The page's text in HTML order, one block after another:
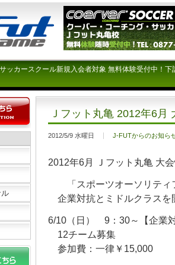
ッカースクール新規入会者対象 無料体験受付中！
Ｊフット丸亀 2012年6月
2012/5/9 水曜日 J-FUTからのお知ら
2012年6月 Ｊフット丸亀 大
「スポーツオーソリティ
企業対抗とミドルクラスを
6/10（日） 9：30～【企業
12チーム募集
参加費：一律￥15,000